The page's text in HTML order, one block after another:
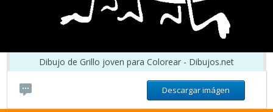
Dibujo de Grillo joven para Colorear - Dibujos.net
Descargar imágen